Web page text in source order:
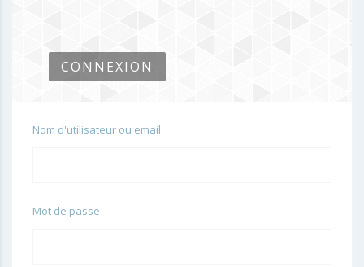
CONNEXION
Nom d'utilisateur ou email
Mot de passe